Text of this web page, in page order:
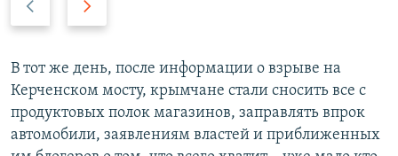
д
ы
д
у
щ
д
у
ю
щ
и
В тот же день, после информации о взрыве на
Керченском мосту, крымчане стали сносить все с
продуктовых полок магазинов, заправлять впрок
автомобили, заявлениям властей и приближенных